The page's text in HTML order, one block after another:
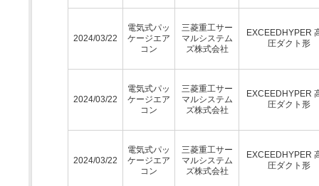
2024/03/22
電気式パッ
ケージエア
コン
三菱重工サー
マルシステム
ズ株式会社
EXCEEDHYPER
圧ダクト形
2024/03/22
電気式パッ
ケージエア
コン
三菱重工サー
マルシステム
ズ株式会社
EXCEEDHYPER
圧ダクト形
2024/03/22
電気式パッ
ケージエア
コン
三菱重工サー
マルシステム
ズ株式会社
EXCEEDHYPER
圧ダクト形